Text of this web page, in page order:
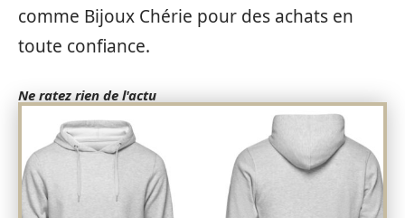
comme Bijoux Chérie pour des achats en
toute confiance.
Ne ratez rien de l'actu